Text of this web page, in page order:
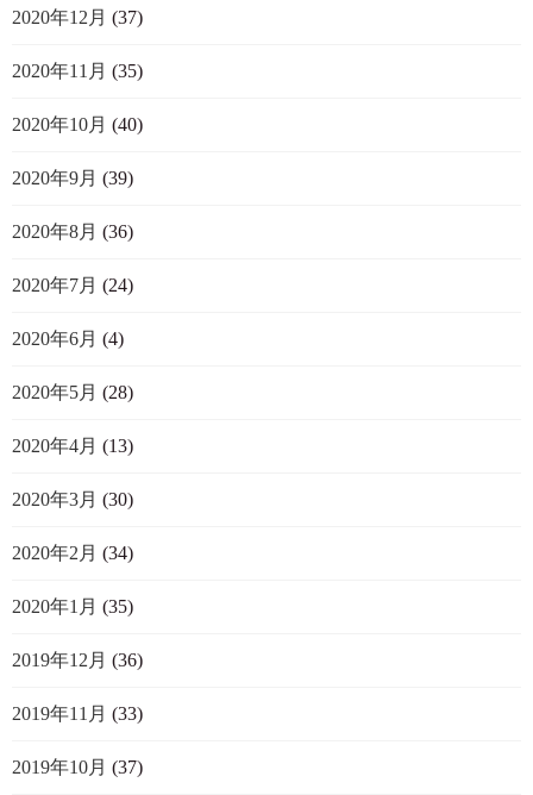
2020年12月 (37)
2020年11月 (35)
2020年10月 (40)
2020年9月 (39)
2020年8月 (36)
2020年7月 (24)
2020年6月 (4)
2020年5月 (28)
2020年4月 (13)
2020年3月 (30)
2020年2月 (34)
2020年1月 (35)
2019年12月 (36)
2019年11月 (33)
2019年10月 (37)